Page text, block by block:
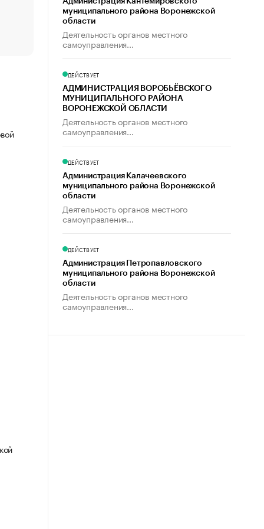
Что обвинения против Павла Дурова значат для
пользователей
муниципального района Воронежской
области
Деятельность органов местного
самоуправления...
ДЕЙСТВУЕТ
АДМИНИСТРАЦИЯ ВОРОБЬЁВСКОГО
МУНИЦИПАЛЬНОГО РАЙОНА
ВОРОНЕЖСКОЙ ОБЛАСТИ
Деятельность органов местного
самоуправления...
ДЕЙСТВУЕТ
Администрация Калачеевского
муниципального района Воронежской
области
Деятельность органов местного
самоуправления...
ДЕЙСТВУЕТ
Администрация Петропавловского
муниципального района Воронежской
области
Деятельность органов местного
самоуправления...